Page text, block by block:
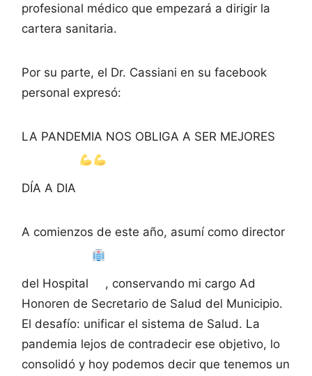
profesional médico que empezará a dirigir la
cartera sanitaria.
Por su parte, el Dr. Cassiani en su facebook
personal expresó:
LA PANDEMIA NOS OBLIGA A SER MEJORES
DÍA A DIA
A comienzos de este año, asumí como director
del Hospital
, conservando mi cargo Ad
Honoren de Secretario de Salud del Municipio.
El desafío: unificar el sistema de Salud. La
pandemia lejos de contradecir ese objetivo, lo
consolidó y hoy podemos decir que tenemos un